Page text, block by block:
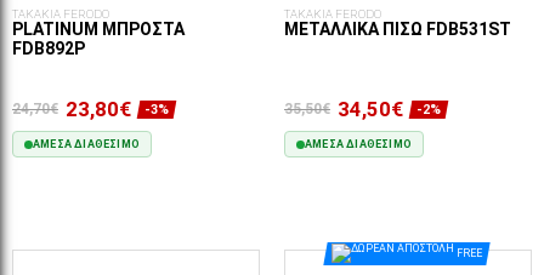
ΤΑΚΑΚΙΑ FERODO
PLATINUM ΜΠΡΟΣΤΆ
FDB892P
24,70€ 23,80€ -3%
ΆΜΕΣΑ ΔΙΑΘΈΣΙΜΟ
ΤΑΚΑΚΙΑ FERODO
ΜΕΤΑΛΛΙΚΆ ΠΊΣΩ FDB531ST
35,50€ 34,50€ -2%
ΆΜΕΣΑ ΔΙΑΘΈΣΙΜΟ
FREE